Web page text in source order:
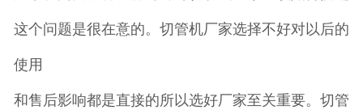
走进中思
这个问题是很在意的。切管机厂家选择不好对以后的
使用
和售后影响都是直接的所以选好厂家至关重要。切管